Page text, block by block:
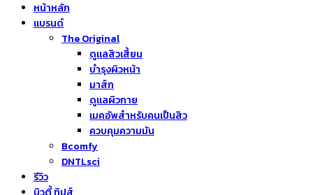
หน้าหลัก
แบรนด์
The Original
ดูแลสิวเสี้ยน
บำรุงผิวหน้า
มาส์ก
ดูแลผิวกาย
เมคอัพสำหรับคนเป็นสิว
ควบคุมความมัน
Bcomfy
DNTLsci
รีวิว